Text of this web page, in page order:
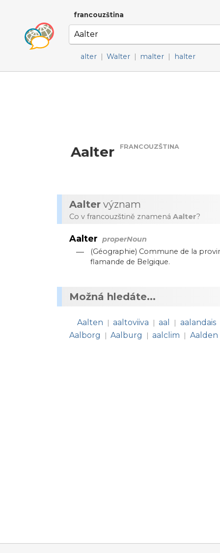
francouzština
alter | Walter | malter | halter
Aalter FRANCOUZŠTINA
Aalter význam
Co v francouzštině znamená Aalter?
Aalter properNoun
—
(Géographie) Commune de la
flamande de Belgique.
Možná hledáte...
Aalten | aaltoviiva | aal | aalandais
Aalborg | Aalburg | aalclim | Aalden